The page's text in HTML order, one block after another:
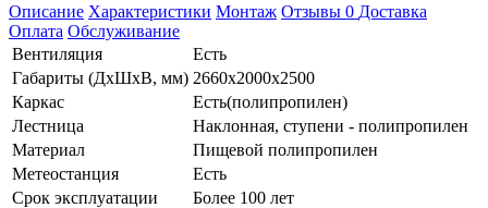
Описание Характеристики Монтаж Отзывы 0 Доставка
Оплата Обслуживание
Вентиляция
Есть
Габариты (ДхШхВ, мм) 2660х2000х2500
Каркас
Есть(полипропилен)
Лестница
Наклонная, ступени - полипропилен
Материал
Пищевой полипропилен
Метеостанция
Есть
Срок эксплуатации
Более 100 лет